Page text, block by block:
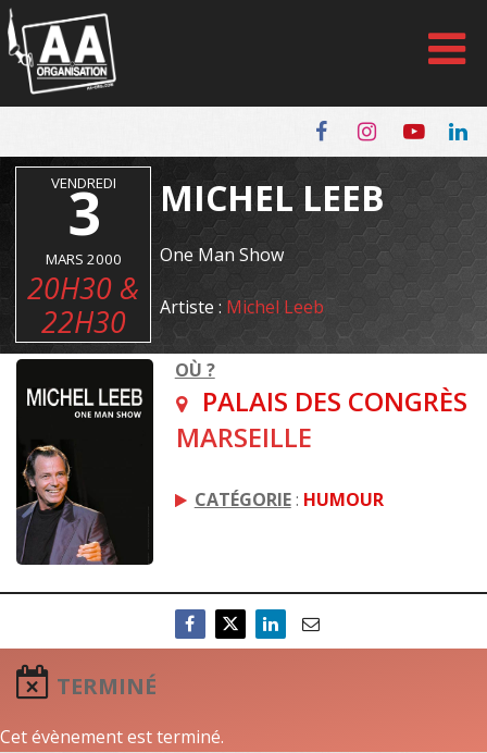
Panneau de gestion des cookies
VENDREDI
3
MARS 2000
20H30 &
22H30
MICHEL LEEB
One Man Show
Artiste : Michel Leeb
OÙ ?
PALAIS DES CONGRÈS
MARSEILLE
CATÉGORIE: HUMOUR
TERMINÉ
Cet évènement est terminé.